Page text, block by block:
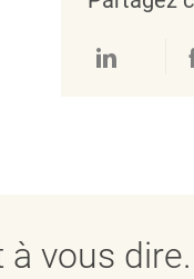
Partager
vous dire.